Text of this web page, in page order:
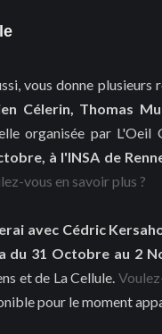
vous donne plusieurs
Célerin, Thomas
organisée par L'Oeil
à l'INSA de
vous en savoir plus ?
avec Cédric
du 31 Octobre au 2
et de La Cellule.
pour le moment